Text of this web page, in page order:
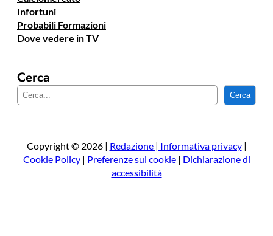
Infortuni
Probabili Formazioni
Dove vedere in TV
Cerca
e
a
Cerca
Copyright © 2026 | Redazione | Informativa privacy|
Cookie Policy| Preferenze sui cookie| Dichiarazione di
accessibilità